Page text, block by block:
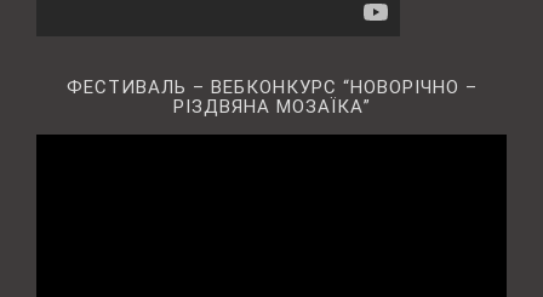
ФЕСТИВАЛЬ – ВЕБКОНКУРС “НОВОРІЧНО –
РІЗДВЯНА МОЗАЇКА”